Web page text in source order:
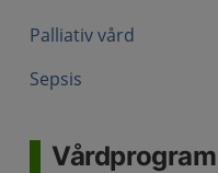
Palliativ vård
Sepsis
Vårdprogram